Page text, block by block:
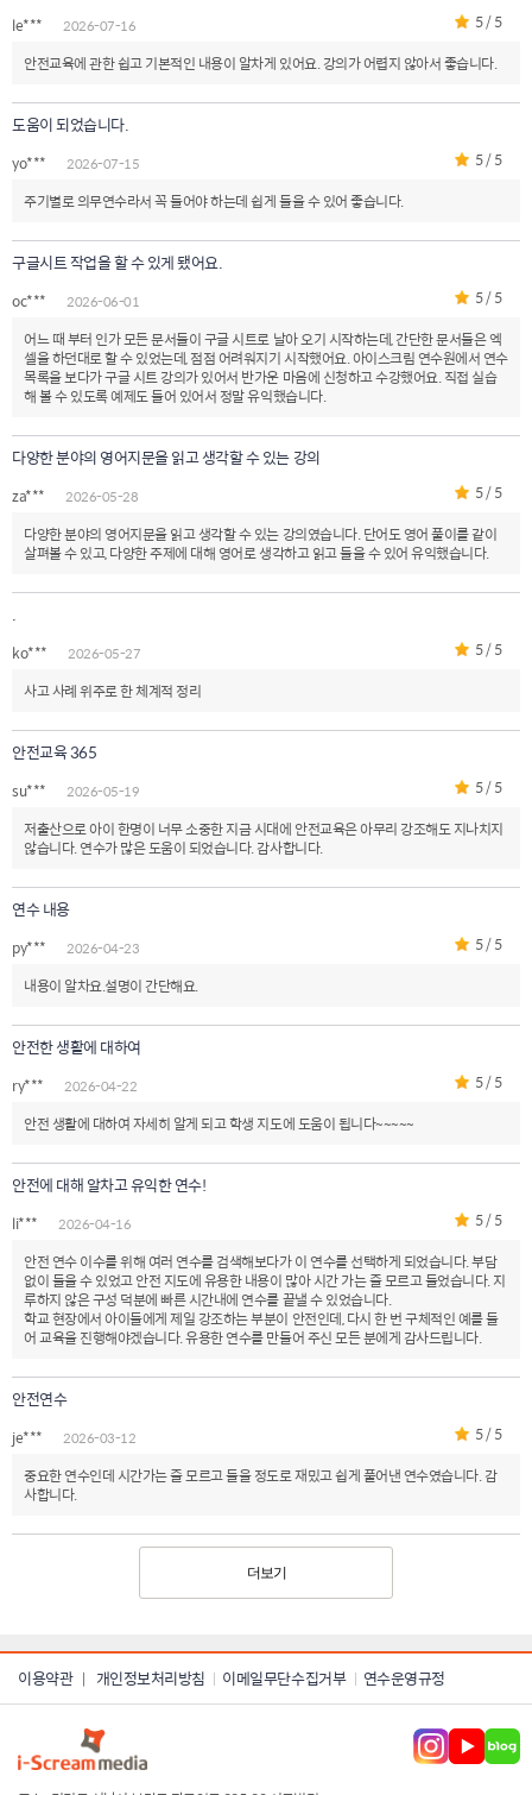
le*** 2026-07-16
5 / 5
안전교육에 관한 쉽고 기본적인 내용이 알차게 있어요. 강의가 어렵지 않아서 좋습니다.
도움이 되었습니다.
yo*** 2026-07-15
5 / 5
주기별로 의무연수라서 꼭 들어야 하는데 쉽게 들을 수 있어 좋습니다.
구글시트 작업을 할 수 있게 됐어요.
oc*** 2026-06-01
5 / 5
어느 때 부터 인가 모든 문서들이 구글 시트로 날아 오기 시작하는데, 간단한 문서들은 엑
셀을 하던대로 할 수 있었는데, 점점 어려워지기 시작했어요. 아이스크림 연수원에서 연수
목록을 보다가 구글 시트 강의가 있어서 반가운 마음에 신청하고 수강했어요. 직접 실습
해 볼 수 있도록 예제도 들어 있어서 정말 유익했습니다.
다양한 분야의 영어지문을 읽고 생각할 수 있는 강의
za*** 2026-05-28
5 / 5
다양한 분야의 영어지문을 읽고 생각할 수 있는 강의였습니다. 단어도 영어 풀이를 같이
살펴볼 수 있고, 다양한 주제에 대해 영어로 생각하고 읽고 들을 수 있어 유익했습니다.
.
ko*** 2026-05-27
5 / 5
사고 사례 위주로 한 체계적 정리
안전교육 365
su*** 2026-05-19
5 / 5
저출산으로 아이 한명이 너무 소중한 지금 시대에 안전교육은 아무리 강조해도 지나치지
않습니다. 연수가 많은 도움이 되었습니다. 감사합니다.
연수 내용
py*** 2026-04-23
5 / 5
내용이 알차요.설명이 간단해요.
안전한 생활에 대하여
ry*** 2026-04-22
5 / 5
안전 생활에 대하여 자세히 알게 되고 학생 지도에 도움이 됩니다~~~~~
안전에 대해 알차고 유익한 연수!
li*** 2026-04-16
5 / 5
안전 연수 이수를 위해 여러 연수를 검색해보다가 이 연수를 선택하게 되었습니다. 부담
없이 들을 수 있었고 안전 지도에 유용한 내용이 많아 시간 가는 줄 모르고 들었습니다. 지
루하지 않은 구성 덕분에 빠른 시간내에 연수를 끝낼 수 있었습니다.
학교 현장에서 아이들에게 제일 강조하는 부분이 안전인데, 다시 한 번 구체적인 예를 들
어 교육을 진행해야겠습니다. 유용한 연수를 만들어 주신 모든 분에게 감사드립니다.
안전연수
je*** 2026-03-12
5 / 5
중요한 연수인데 시간가는 줄 모르고 들을 정도로 재밌고 쉽게 풀어낸 연수였습니다. 감
사합니다.
더보기
이용약관 | 개인정보처리방침 이메일무단수집거부 연수운영규정